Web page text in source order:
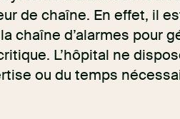
de chaîne. En effet, il
chaîne d’alarmes pour
L’hôpital ne
ou du temps